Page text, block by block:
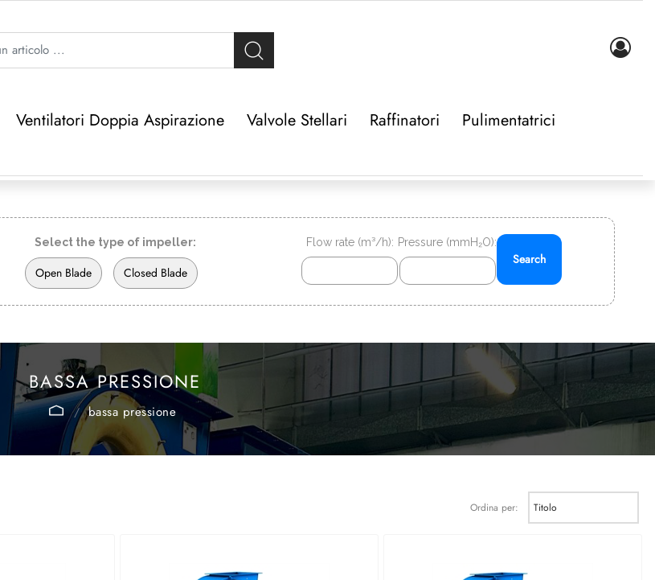
Ventilatori Doppia Aspirazione Valvole Stellari Raffinatori
Pulimentatrici
Select the type of impeller:
Open Blade Closed Blade
Flow rate (m³/h): Pressure (mmH₂O):
Search
BASSA PRESSIONE
bassa pressione
Ordina per: